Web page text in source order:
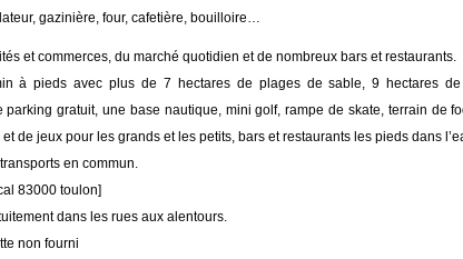
gazinière, four, cafetière, bouilloire…
et commerces, du marché quotidien et de nombreux bars et restaurants.
à pieds avec plus de 7 hectares de plages de sable, 9 hectares
parking gratuit, une base nautique, mini golf, rampe de skate, terrain de
de jeux pour les grands et les petits, bars et restaurants les pieds dans
en commun.
83000 toulon]
dans les rues aux alentours.
non fourni